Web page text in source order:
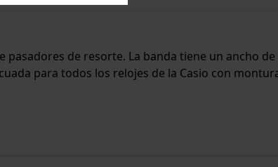
de resorte. La banda tiene un ancho
para todos los relojes de la Casio con